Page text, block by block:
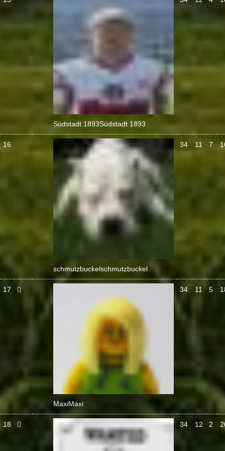
Südstadt 1893Südstadt 1893
16
schmutzbuckelschmutzbuckel
34 11 7
17
MaxiMaxi
34 11 5
18 34 12 2